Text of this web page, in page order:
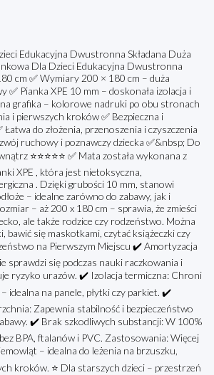
Edukacyjna Dwustronna Składana Duża
Dla Dzieci Edukacyjna Dwustronna
cm ✅ Wymiary 200 × 180 cm – duża
✅ Pianka XPE 10 mm – doskonała izolacja i
grafika – kolorowe nadruki po obu stronach
i pierwszych kroków ✅ Bezpieczna i
do złożenia, przenoszenia i czyszczenia
ruchowy i poznawczy dziecka ✅&nbsp; Do
⭐⭐⭐⭐⭐ ✅ Mata została wykonana z
XPE , która jest nietoksyczna,
. Dzięki grubości 10 mm, stanowi
– idealne zarówno do zabawy, jak i
– aż 200 x 180 cm – sprawia, że zmieści
ale także rodzice czy rodzeństwo. Można
bawić się maskotkami, czytać książeczki czy
na Pierwszym Miejscu ✔️ Amortyzacja
sprawdzi się podczas nauki raczkowania i
ryzyko urazów. ✔️ Izolacja termiczna: Chroni
– idealna na panele, płytki czy parkiet. ✔️
Zapewnia stabilność i bezpieczeństwo
✔️ Brak szkodliwych substancji: W 100%
BPA, ftalanów i PVC. Zastosowania: Więcej
– idealna do leżenia na brzuszku,
kroków. ⭐ Dla starszych dzieci – przestrzeń